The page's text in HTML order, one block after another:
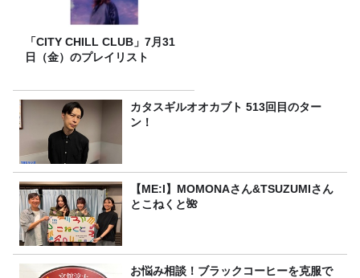
「CITY CHILL CLUB」7月31
日（金）のプレイリスト
カタスギルオオカブト 513回目のター
ン！
【ME:I】MOMONAさん&TSUZUMIさん
とこねくと🌺
お悩み相談！ブラックコーヒーを克服で